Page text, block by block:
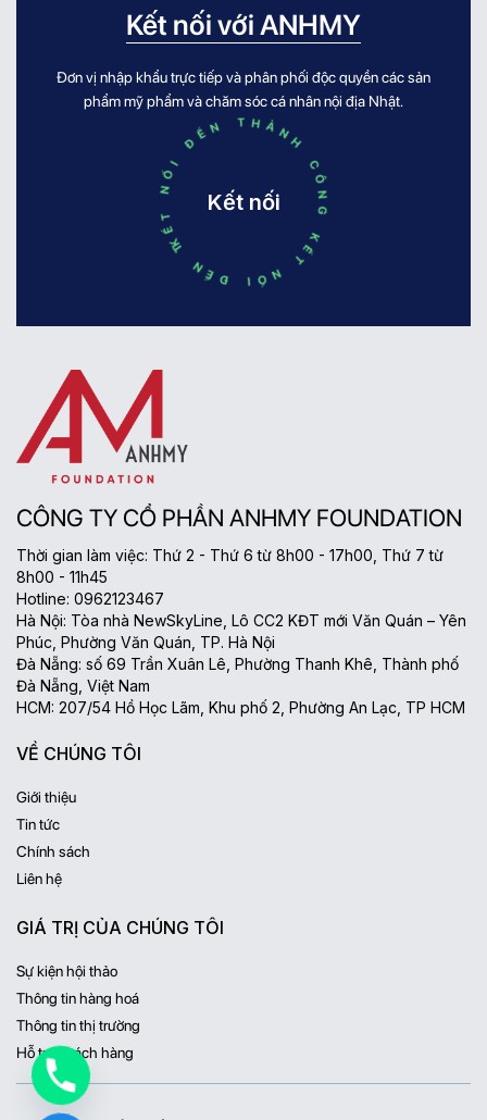
đón tiếp và làm việc trực tiếp cùng ông
Tomotake Matsuda – Executive Vice
AnhMy Foundation
trọng gửi lời chúc [...]
Kết nối với ANHMY
Đơn vị nhập khẩu trực tiếp và phân phối độc quyền các sản
phẩm mỹ phẩm và chăm sóc cá nhân nội địa Nhật.
KẾT NỐI ĐẾN THÀNH CÔNG KẾT NỐI ĐẾN THÀNH CÔNG
Kết nối
CÔNG TY CỔ PHẦN ANHMY FOUNDATION
Thời gian làm việc: Thứ 2 - Thứ 6 từ 8h00 - 17h00, Thứ 7 từ
8h00 - 11h45
Hotline: 0962123467
Hà Nội: Tòa nhà NewSkyLine, Lô CC2 KĐT mới Văn Quán – Yên
Phúc, Phường Văn Quán, TP. Hà Nội
Đà Nẵng: số 69 Trần Xuân Lê, Phường Thanh Khê, Thành phố
Đà Nẵng, Việt Nam
HCM: 207/54 Hồ Học Lãm, Khu phố 2, Phường An Lạc, TP HCM
VỀ CHÚNG TÔI
Giới thiệu
Tin tức
Chính sách
Liên hệ
GIÁ TRỊ CỦA CHÚNG TÔI
Sự kiện hội thảo
Thông tin hàng hoá
Thông tin thị trường
Hỗ trợ khách hàng